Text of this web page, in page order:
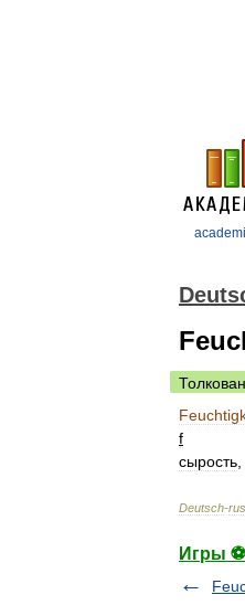
f
сырость
Deutsch-
Игры ⚽